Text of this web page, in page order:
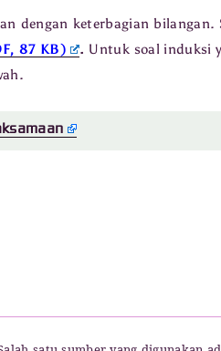
dengan keterbagian bilangan.
87 KB) . Untuk soal induksi